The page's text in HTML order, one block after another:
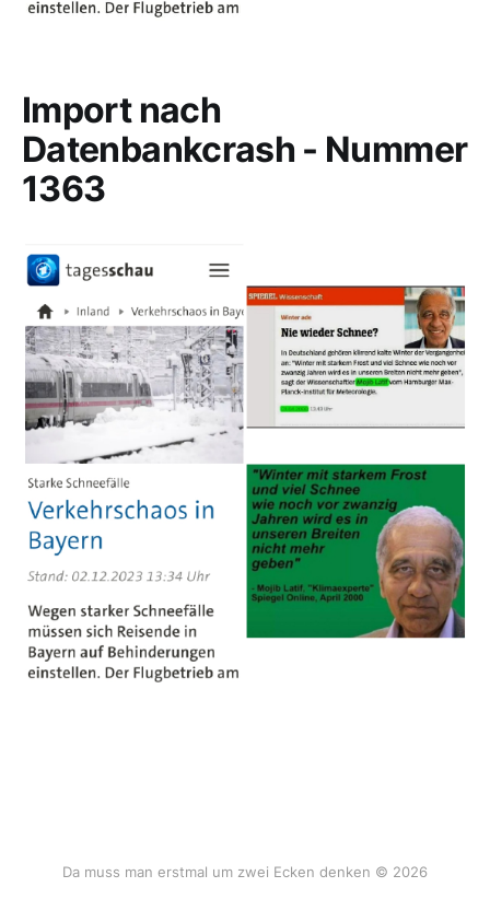
Import nach
Datenbankcrash - Nummer
1363
Da muss man erstmal um zwei Ecken denken © 2026